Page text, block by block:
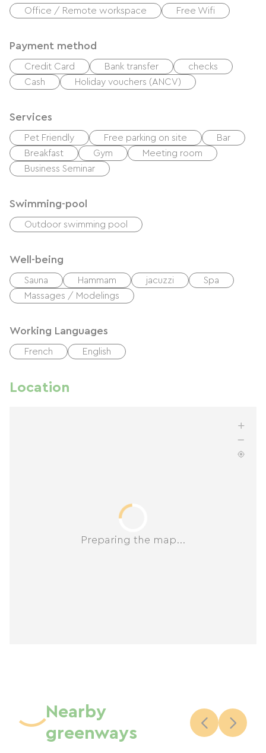
Office / Remote workspace Free Wifi
Payment method
Credit Card Bank transfer
checks
Cash
Holiday vouchers (ANCV)
Services
Pet Friendly Free parking on site
Bar
Breakfast
Gym
Meeting room
Business Seminar
Swimming-pool
Outdoor swimming pool
Well-being
Sauna Hammam jacuzzi
Spa
Massages / Modelings
Working Languages
French English
Location
Preparing the map...
Nearby
greenways